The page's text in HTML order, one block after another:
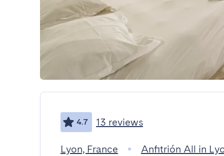
4.7 13 reviews
Lyon, France Anfitrión All in